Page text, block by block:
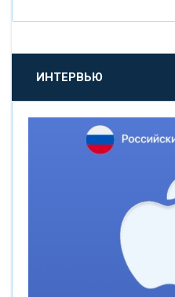
«БАНК САНКТ-
«ПРОМСВЯЗЬБАНК»
«НОВИКОМБАНК»
«ВНЕШПРОМБАНК»
ИНТЕРВЬЮ